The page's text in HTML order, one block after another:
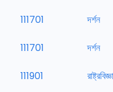
111701 দর্শন
111701 দর্শন
111901